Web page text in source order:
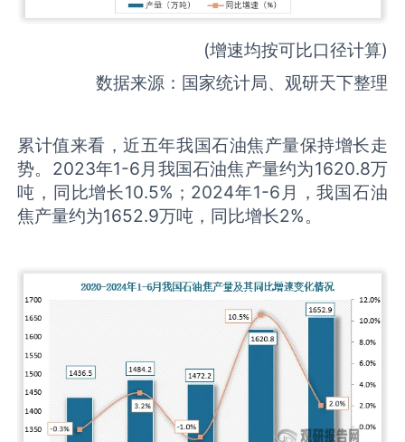
(增速均按可比口径计算)
数据来源：国家统计局、观研天下整理
累计值来看，近五年我国石油焦产量保持增长走
势。2023年1-6月我国石油焦产量约为1620.8万
吨，同比增长10.5%；2024年1-6月，我国石油
焦产量约为1652.9万吨，同比增长2%。